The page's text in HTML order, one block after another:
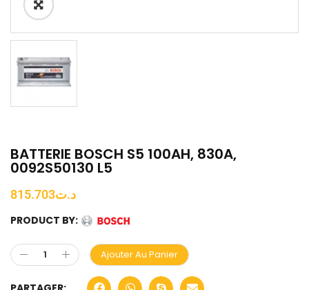
BATTERIE BOSCH S5 100AH, 830A,
0092S50130 L5
د.ت815.703
PRODUCT BY:
Ajouter Au Panier